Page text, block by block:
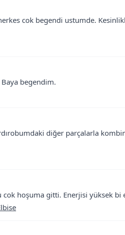
cok begendi ustumde.
begendim.
diğer parçalarla
hoşuma gitti. Enerjisi yüksek bi